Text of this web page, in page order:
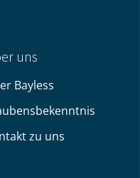
uns
Bayless
zu uns